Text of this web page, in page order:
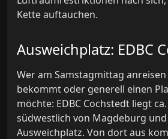
Kette auftauchen.
Ausweichplatz: EDBC
Wer am Samstagmittag
bekommt oder generell einen
möchte: EDBC Cochstedt liegt
südwestlich von Magdeburg
Ausweichplatz. Von dort aus